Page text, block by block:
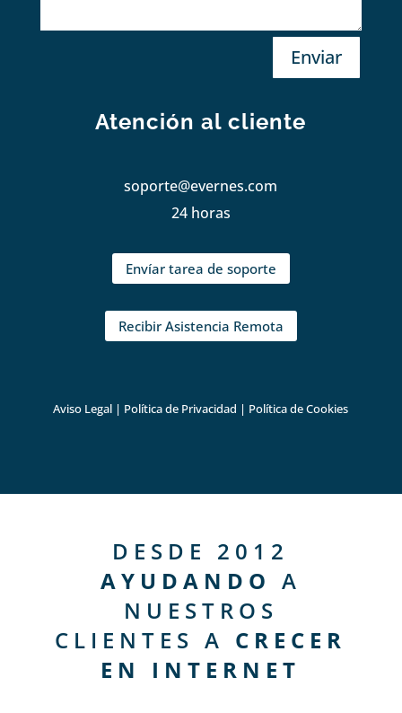
Enviar
Atención al cliente
soporte@evernes.com
24 horas
Envíar tarea de soporte
Recibir Asistencia Remota
Aviso Legal | Política de Privacidad | Política de Cookies
DESDE 2012
AYUDANDO A
NUESTROS
CLIENTES A CRECER
EN INTERNET